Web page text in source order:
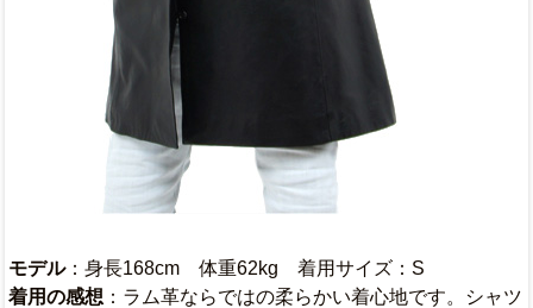
モデル：身長168cm 体重62kg 着用サイズ：S
着用の感想 ：ラム革ならではの柔らかい着心地です。シャツ